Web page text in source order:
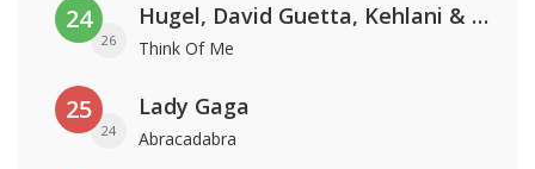
24
26
Hugel, David Guetta, Kehlani & Daecolm
Think Of Me
25
24
Lady Gaga
Abracadabra